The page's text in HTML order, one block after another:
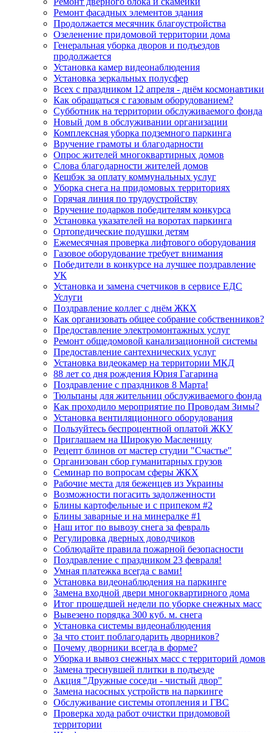
Ремонт фасадных элементов здания
Продолжается месячник благоустройства
Озеленение придомовой территории дома
Генеральная уборка дворов и подъездов
продолжается
Установка камер видеонаблюдения
Установка зеркальных полусфер
Всех с праздником 12 апреля - днём космонавтики
Как обращаться с газовым оборудованием?
Субботник на территории обслуживаемого фонда
Новый дом в обслуживании организации
Комплексная уборка подземного паркинга
Вручение грамоты и благодарности
Опрос жителей многоквартирных домов
Слова благодарности жителей домов
Кешбэк за оплату коммунальных услуг
Уборка снега на придомовых территориях
Горячая линия по трудоустройству
Вручение подарков победителям конкурса
Установка указателей на воротах паркинга
Ортопедические подушки детям
Ежемесячная проверка лифтового оборудования
Газовое оборудование требует внимания
Победители в конкурсе на лучшее поздравление
УК
Установка и замена счетчиков в сервисе ЕДС
Услуги
Поздравление коллег с днём ЖКХ
Как организовать общее собрание собственников?
Предоставление электромонтажных услуг
Ремонт общедомовой канализационной системы
Предоставление сантехнических услуг
Установка видеокамер на территории МКД
88 лет со дня рождения Юрия Гагарина
Поздравление с праздников 8 Марта!
Тюльпаны для жительниц обслуживаемого фонда
Как проходило мероприятие по Проводам Зимы?
Установка вентиляционного оборудования
Пользуйтесь беспроцентной оплатой ЖКУ
Приглашаем на Широкую Масленицу
Рецепт блинов от мастер студии "Счастье"
Организован сбор гуманитарных грузов
Семинар по вопросам сферы ЖКХ
Рабочие места для беженцев из Украины
Возможности погасить задолженности
Блины картофельные и с припеком #2
Блины заварные и на минералке #1
Наш итог по вывозу снега за февраль
Регулировка дверных доводчиков
Соблюдайте правила пожарной безопасности
Поздравление с праздником 23 февраля!
Умная платежка всегда с вами!
Установка видеонаблюдения на паркинге
Замена входной двери многоквартирного дома
Итог прошедшей недели по уборке снежных масс
Вывезено порядка 300 куб. м. снега
Установка системы видеонаблюдения
За что стоит поблагодарить дворников?
Почему дворники всегда в форме?
Уборка и вывоз снежных масс с территорий домов
Замена треснувшей плитки в подъезде
Акция "Дружные соседи - чистый двор"
Замена насосных устройств на паркинге
Обслуживание системы отопления и ГВС
Проверка хода работ очистки придомовой
территории